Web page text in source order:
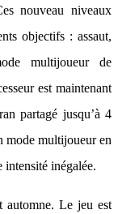
nouveau niveaux
objectifs : assaut,
multijoueur de
est maintenant
partagé jusqu’à 4
mode multijoueur en
intensité inégalée.
automne. Le jeu est